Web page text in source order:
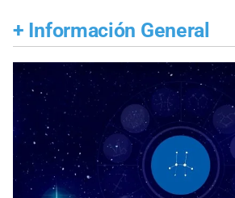
+ Información General